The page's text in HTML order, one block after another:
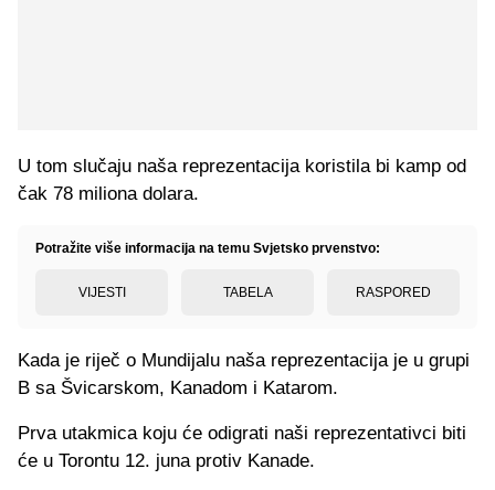
U tom slučaju naša reprezentacija koristila bi kamp od
čak 78 miliona dolara.
Potražite više informacija na temu Svjetsko prvenstvo:
VIJESTI TABELA RASPORED
Kada je riječ o Mundijalu naša reprezentacija je u grupi
B sa Švicarskom, Kanadom i Katarom.
Prva utakmica koju će odigrati naši reprezentativci biti
će u Torontu 12. juna protiv Kanade.